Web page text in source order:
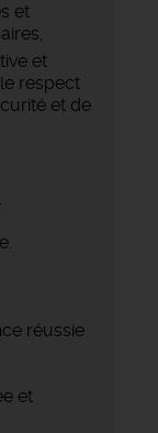
et
et
respect
et de
réussie
et